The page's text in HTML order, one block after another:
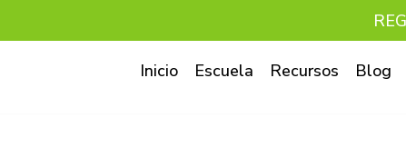
Inicio Escuela Recursos Blog